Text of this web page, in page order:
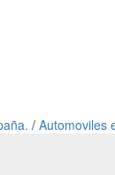
/ Automoviles